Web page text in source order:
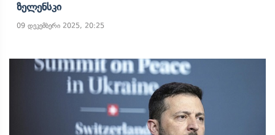
Ზელენსკი
09 დეკემბერი 2025, 20:25